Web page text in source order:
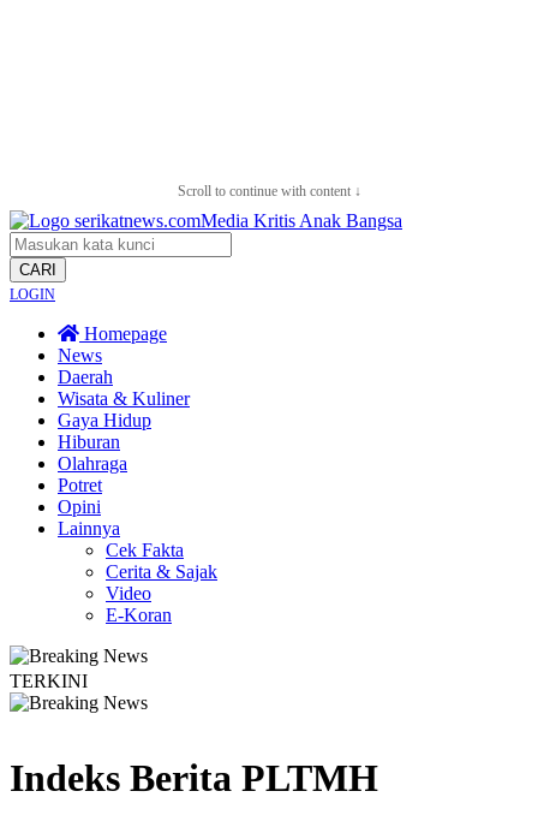
Scroll to continue with content ↓
CARI
LOGIN
Homepage
News
Daerah
Wisata & Kuliner
Gaya Hidup
Hiburan
Olahraga
Potret
Opini
Lainnya
Cek Fakta
Cerita & Sajak
Video
E-Koran
TERKINI
Indeks Berita PLTMH